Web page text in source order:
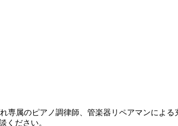
属のピアノ調律師、管楽器リペアマンによ
ください。